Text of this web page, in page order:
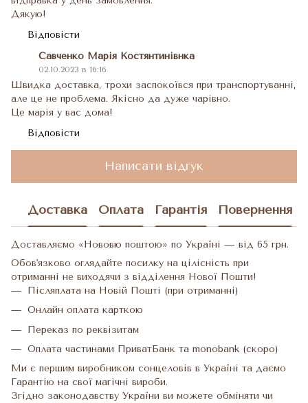
Дякую!
Відповісти
Савченко Марія Костянтинівнка
02.10.2023 в 16:16
Швидка доставка, трохи заспокоївся при транспортуванні,
але це не проблема. Якісно да дуже чарівно.
Це марія у вас дома!
Відповісти
Написати відгук
Доставка Оплата Гарантія Повернення
Доставляємо «Нововю поштою» по Україні — від 65 грн.
Обов'язково оглядайте посилку на цілісність при
отриманні не виходячи з відділення Нової Пошти!
Післяплата на Новій Пошті (при отриманні)
Онлайн оплата карткою
Переказ по реквізитам
Оплата частинами ПриватБанк та monobank (скоро)
Ми є першим виробником сонцеловів в Україні та даємо
Гарантію на свої магічні вироби.
Згідно законодавству України ви можете обміняти чи